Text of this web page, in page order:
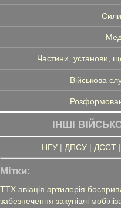
Частини, установи,
Військова
ІНШІ
НГУ| ДПСУ| ДССТ|
Мітки:
ТТХ авіація артилерія
забезпечення закупівлі